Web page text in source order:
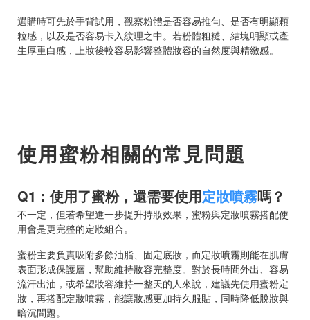
選購時可先於手背試用，觀察粉體是否容易推勻、是否有明顯顆
粒感，以及是否容易卡入紋理之中。若粉體粗糙、結塊明顯或產
生厚重白感，上妝後較容易影響整體妝容的自然度與精緻感。
使用蜜粉相關的常見問題
Q1：使用了蜜粉，還需要使用定妝噴霧嗎？
不一定，但若希望進一步提升持妝效果，蜜粉與定妝噴霧搭配使
用會是更完整的定妝組合。
蜜粉主要負責吸附多餘油脂、固定底妝，而定妝噴霧則能在肌膚
表面形成保護層，幫助維持妝容完整度。對於長時間外出、容易
流汗出油，或希望妝容維持一整天的人來說，建議先使用蜜粉定
妝，再搭配定妝噴霧，能讓妝感更加持久服貼，同時降低脫妝與
暗沉問題。